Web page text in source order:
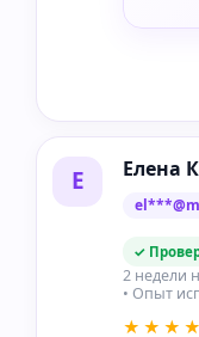
Е Елена
✓
2 недели
• Опыт